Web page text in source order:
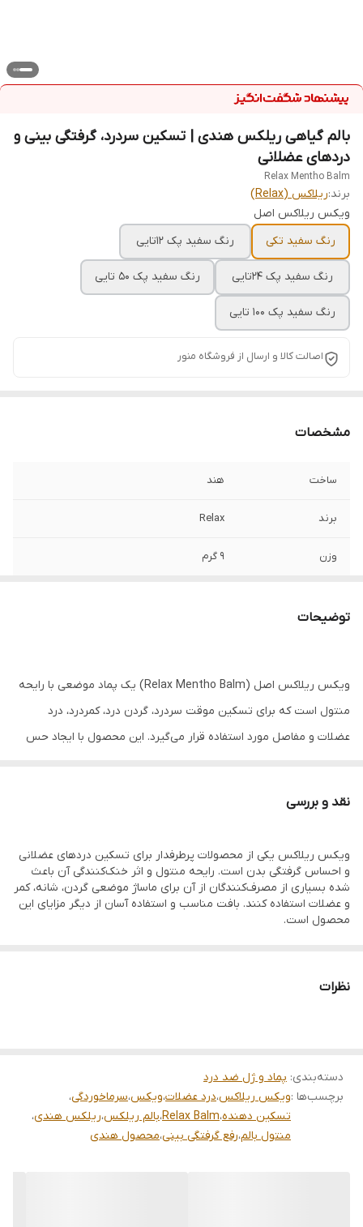
بالم گیاهی ریلکس هندی | تسکین سردرد، گرفتگی بینی و
دردهای عضلانی
Relax Mentho Balm
برند:ریلاکس (Relax)
ویکس ریلاکس اصل
رنگ سفید تکی
رنگ سفید پک ۱۲تایی
رنگ سفید پک ۲۴تایی رنگ سفید پک ۵۰ تایی
رنگ سفید پک ۱۰۰ تایی
اصالت کالا و ارسال از فروشگاه منور
مشخصات
ساخت هند
برند Relax
وزن ۹ گرم
محصولی محبوب و پرطرفدار ساخت هند.
توضیحات
ویکس ریلاکس اصل (Relax Mentho Balm) یک پماد موضعی با رایحه
منتول است که برای تسکین موقت سردرد، گردن درد، کمردرد، درد
عضلات و مفاصل مورد استفاده قرار می‌گیرد. این محصول با ایجاد حس
ویژگی‌ها: • مناسب برای تسکین دردهای عضلانی و مفصلی • کمک به
آرامش • مناسب استفاده موضعی
سؤالات متداول (FAQ) ویکس ریلاکس
ویکس ریلاکس برای چه مواردی استفاده می‌شود؟ ویکس ریلاکس
می‌شود.
آرامش استفاده می‌کنند، اما این محصول جایگزین درمان پزشکی
نیست.
آیا می‌توان ویکس ریلاکس را برای گرفتگی بینی استفاده کرد؟ رایحه
نقد و بررسی
ویکس ریلاکس یکی از محصولات پرطرفدار برای تسکین دردهای عضلانی
و احساس گرفتگی بدن است. رایحه منتول و اثر خنک‌کنندگی آن باعث
شده بسیاری از مصرف‌کنندگان از آن برای ماساژ موضعی گردن، شانه، کمر
و عضلات استفاده کنند. بافت مناسب و استفاده آسان از دیگر مزایای این
محصول است.
نظرات
دسته‌بندی: پماد و ژل ضد درد
برچسب‌ها :ویکس ریلاکس،درد عضلات،ویکس،سرماخوردگی،
تسکین دهنده،Relax Balm،بالم ریلکس،ریلکس هندی،
منتول بالم،رفع گرفتگی بینی،محصول هندی